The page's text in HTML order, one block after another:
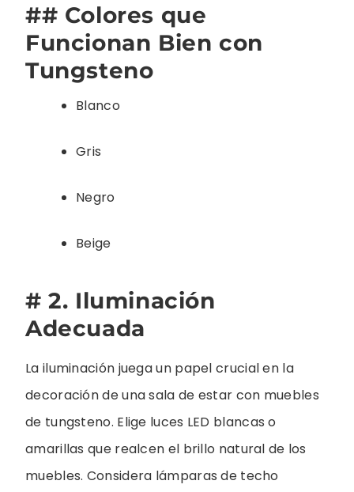
## Colores que
Funcionan Bien con
Tungsteno
Blanco
Gris
Negro
Beige
# 2. Iluminación
Adecuada
La iluminación juega un papel crucial en la
decoración de una sala de estar con muebles
de tungsteno. Elige luces LED blancas o
amarillas que realcen el brillo natural de los
muebles. Considera lámparas de techo